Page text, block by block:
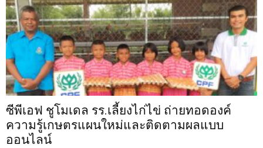
ซีพีเอฟ ชูโมเดล รร.เลี้ยงไก่ไข่ ถ่ายทอดองค์
ความรู้เกษตรแผนใหม่และติดตามผลแบบ
ออนไลน์